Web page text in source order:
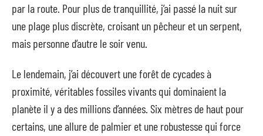
par la route. Pour plus de tranquillité, j’ai passé la nuit sur
une plage plus discrète, croisant un pêcheur et un serpent,
mais personne d’autre le soir venu.
Le lendemain, j’ai découvert une forêt de cycades à
proximité, véritables fossiles vivants qui dominaient la
planète il y a des millions d’années. Six mètres de haut pour
certains, une allure de palmier et une robustesse qui force